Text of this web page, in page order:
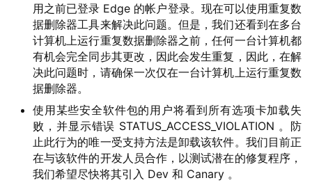
用之前已登录 Edge 的帐户登录。现在可以使用重复数
据删除器工具来解决此问题。但是，我们还看到在多台
计算机上运行重复数据删除器之前，任何一台计算机都
有机会完全同步其更改，因此会发生重复，因此，在解
决此问题时，请确保一次仅在一台计算机上运行重复数
据删除器。
使用某些安全软件包的用户将看到所有选项卡加载失
败，并显示错误 STATUS_ACCESS_VIOLATION 。防
止此行为的唯一受支持方法是卸载该软件。我们目前正
在与该软件的开发人员合作，以测试潜在的修复程序，
我们希望尽快将其引入 Dev 和 Canary 。